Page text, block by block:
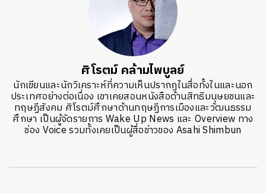
ศิโรตม์ คล้ามไพบูลย์
นักเขียนและนักวิเคราะห์ที่ความเห็นปรากฎในสื่อทั้งในและนอก
ประเทศอย่างต่อเนื่อง เขาเคยสอนหนังสือด้านสิทธิมนุษยชนและ
ทฤษฏีสังคม ศิโรตม์ศึกษาด้านทฤษฏีการเมืองและวัฒนธรรม
ศึกษา เป็นผู้จัดรายการ Wake Up News และ Overview ทาง
ช่อง Voice รวมทั้งเคยเป็นผู้สื่อข่าวของ Asahi Shimbun